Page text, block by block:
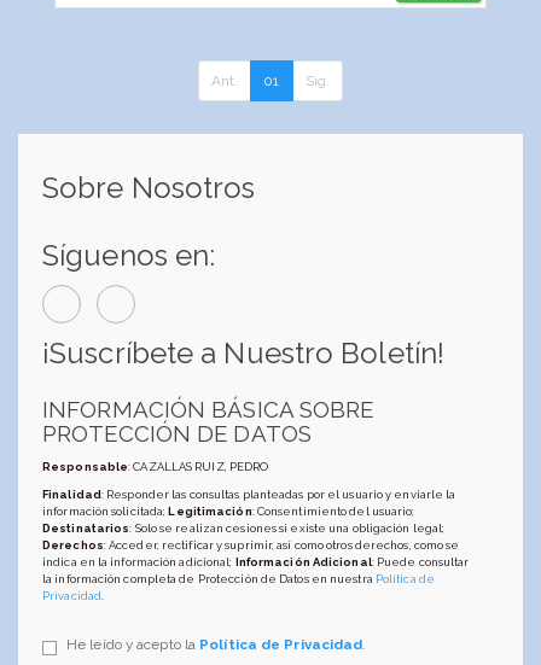
Ant. 01 Sig.
Sobre Nosotros
Síguenos en:
¡Suscríbete a Nuestro Boletín!
INFORMACIÓN BÁSICA SOBRE
PROTECCIÓN DE DATOS
Responsable: CAZALLAS RUIZ, PEDRO
Finalidad: Responder las consultas planteadas por el usuario y enviarle la
información solicitada; Legitimación: Consentimiento del usuario;
Destinatarios: Solo se realizan cesiones si existe una obligación legal;
Derechos: Acceder, rectificar y suprimir, así como otros derechos, como se
indica en la información adicional;
Información Adicional: Puede consultar
la información completa de Protección de Datos en nuestra Política de
Privacidad.
He leído y acepto la Política de Privacidad